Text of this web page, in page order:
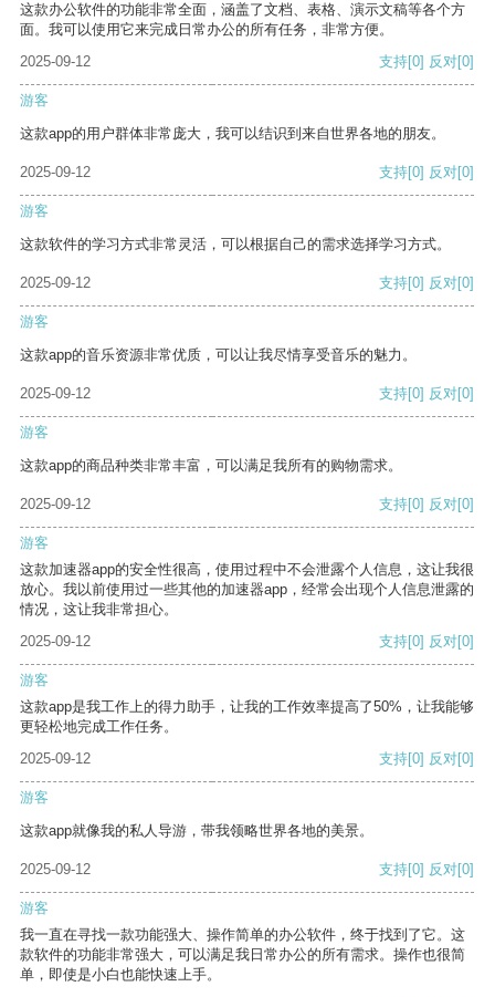
这款办公软件的功能非常全面，涵盖了文档、表格、演示文稿等各个方
面。我可以使用它来完成日常办公的所有任务，非常方便。
2025-09-12
支持[0] 反对[0]
游客
这款app的用户群体非常庞大，我可以结识到来自世界各地的朋友。
2025-09-12 支持[0] 反对[0]
游客
这款软件的学习方式非常灵活，可以根据自己的需求选择学习方式。
2025-09-12 支持[0] 反对[0]
游客
这款app的音乐资源非常优质，可以让我尽情享受音乐的魅力。
2025-09-12 支持[0] 反对[0]
游客
这款app的商品种类非常丰富，可以满足我所有的购物需求。
2025-09-12 支持[0] 反对[0]
游客
这款加速器app的安全性很高，使用过程中不会泄露个人信息，这让我很
放心。我以前使用过一些其他的加速器app，经常会出现个人信息泄露的
情况，这让我非常担心。
2025-09-12
支持[0] 反对[0]
游客
这款app是我工作上的得力助手，让我的工作效率提高了50%，让我能够
更轻松地完成工作任务。
2025-09-12
支持[0] 反对[0]
游客
这款app就像我的私人导游，带我领略世界各地的美景。
2025-09-12 支持[0] 反对[0]
游客
我一直在寻找一款功能强大、操作简单的办公软件，终于找到了它。这
款软件的功能非常强大，可以满足我日常办公的所有需求。操作也很简
单，即使是小白也能快速上手。